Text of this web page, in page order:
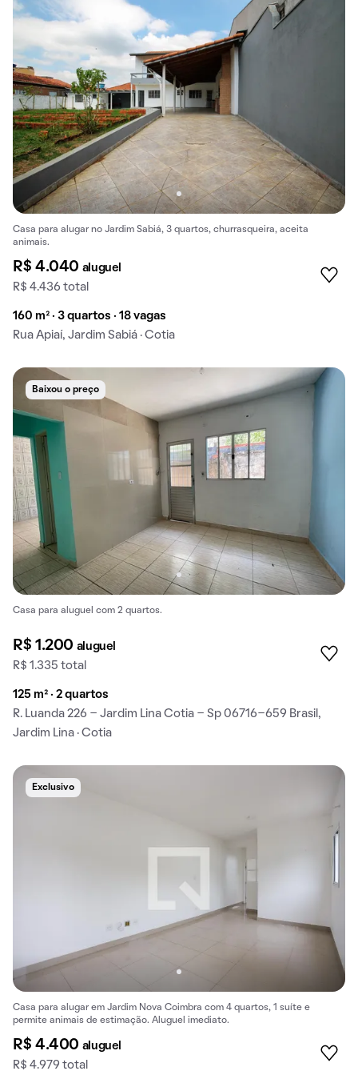
Casa para alugar no Jardim Sabiá, 3 quartos, churrasqueira, aceita
animais.
R$ 4.040 aluguel
R$ 4.436 total
160 m² · 3 quartos · 18 vagas
Rua Apiaí, Jardim Sabiá · Cotia
Baixou o preço
Casa para aluguel com 2 quartos.
R$ 1.200 aluguel
R$ 1.335 total
125 m² · 2 quartos
R. Luanda 226 - Jardim Lina Cotia - Sp 06716-659 Brasil,
Jardim Lina · Cotia
Exclusivo
Casa para alugar em Jardim Nova Coimbra com 4 quartos, 1 suíte e
permite animais de estimação. Aluguel imediato.
R$ 4.400 aluguel
R$ 4.979 total